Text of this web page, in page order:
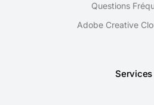
Questions
Adobe Creative
Services